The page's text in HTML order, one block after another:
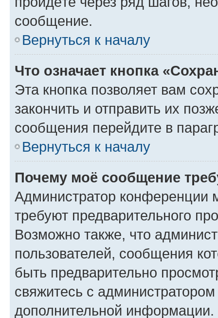
сообщение.
Вернуться к началу
Что означает кнопка
Эта кнопка позволяет вам
закончить и отправить их
сообщения перейдите в
Вернуться к началу
Почему моё сообщение
Администратор конференции
требуют предварительного
Возможно также, что
пользователей, сообщения
быть предварительно
свяжитесь с
дополнительной информации.